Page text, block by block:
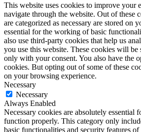
This website uses cookies to improve your
navigate through the website. Out of these
are categorized as necessary are stored on
essential for the working of basic
also use third-party cookies that help us
you use this website. These cookies will
only with your consent. You also have the
cookies. But opting out of some of these
on your browsing experience.
Necessary
Necessary
Always Enabled
Necessary cookies are absolutely essential
function properly. This category only
basic functionalities and security features